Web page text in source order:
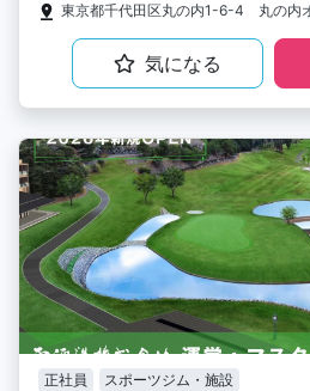
東京都千代田区丸の内1-6-4 丸の内
気になる
正社員 スポーツジム・施設